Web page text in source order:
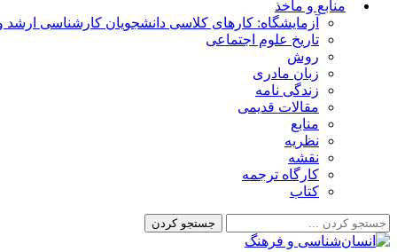
منابع و مأخذ
آزمایشگاه: کارهای کلاسی دانشجویان کارشناسی ارشد و
تاریخ علوم اجتماعی
روش
زبان مادری
زندگی نامه
مقالات قدیمی
منابع
نظریه
نقشه
کارگاه ترجمه
کتاب